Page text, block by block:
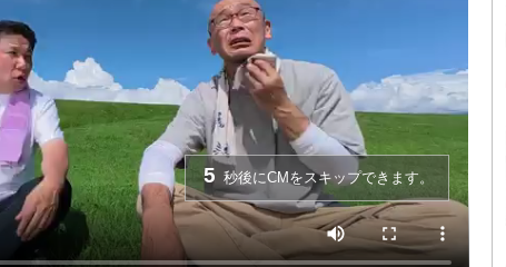
5 秒後にCMをスキップできます。